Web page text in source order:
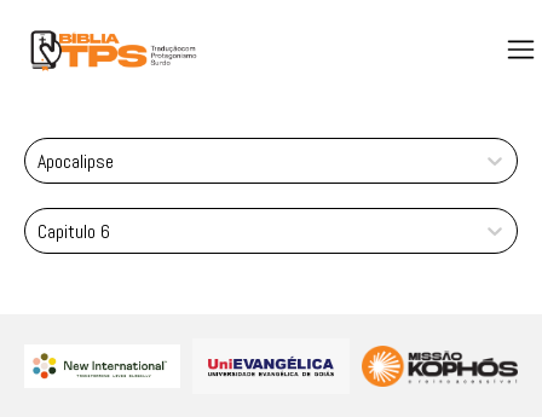
Apocalipse
Capitulo 6